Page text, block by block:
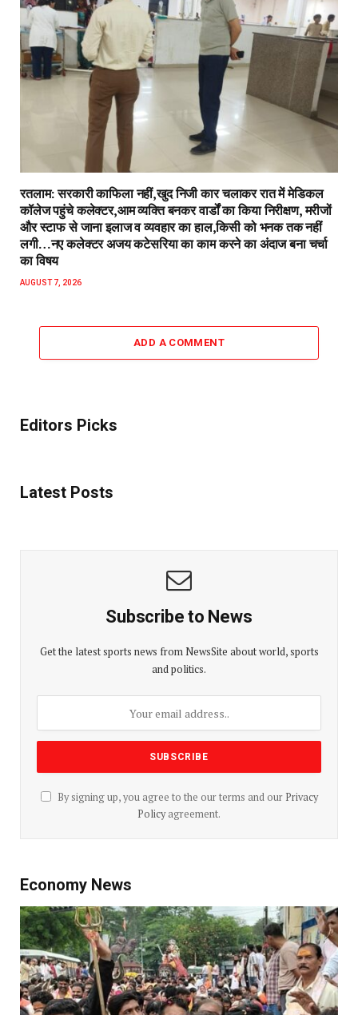
रतलाम: सरकारी काफिला नहीं,खुद निजी कार चलाकर रात में मेडिकल
कॉलेज पहुंचे कलेक्टर,आम व्यक्ति बनकर वार्डों का किया निरीक्षण, मरीजों
और स्टाफ से जाना इलाज व व्यवहार का हाल,किसी को भनक तक नहीं
लगी…नए कलेक्टर अजय कटेसरिया का काम करने का अंदाज बना चर्चा
का विषय
AUGUST 7, 2026
ADD A COMMENT
Editors Picks
Latest Posts
Subscribe to News
Get the latest sports news from NewsSite about world, sports
and politics.
By signing up, you agree to the our terms and our Privacy
Policyagreement.
Economy News